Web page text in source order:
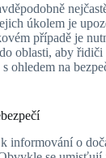
úkolem je
případě je
oblasti, aby
ohledem na
informování o